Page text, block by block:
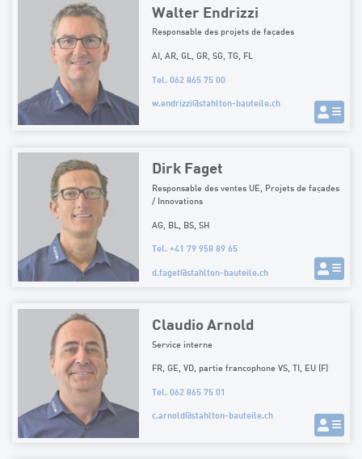
Walter Endrizzi
Responsable des projets de façades
AI, AR, GL, GR, SG, TG, FL
Tel. 062 865 75 00
w.endrizzi@stahlton-bauteile.ch
Dirk Faget
Responsable des ventes UE, Projets de façades
/ Innovations
AG, BL, BS, SH
Tel. +41 79 958 89 65
d.faget@stahlton-bauteile.ch
Claudio Arnold
Service interne
FR, GE, VD, partie francophone VS, TI, EU (F)
Tel. 062 865 75 01
c.arnold@stahlton-bauteile.ch